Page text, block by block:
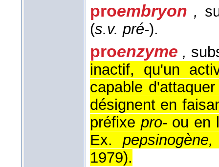
proembryon ,
(s.v. pré-).
proenzyme ,
inactif, qu'un
capable
désignent en
préfixe pro-ou en
Ex.
1979).